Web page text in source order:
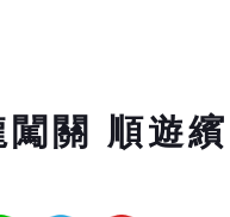
關 順遊繽